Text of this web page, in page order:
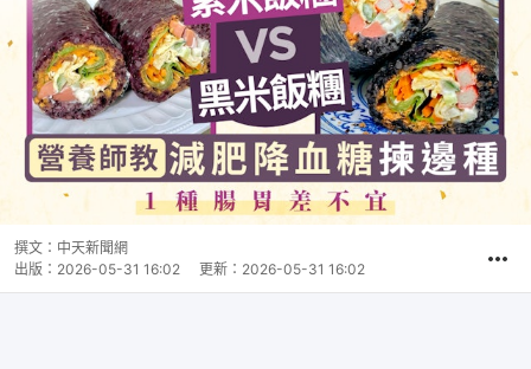
撰文： 中天新聞網
出版： 2026-05-31 16:02 更新： 2026-05-31 16:02